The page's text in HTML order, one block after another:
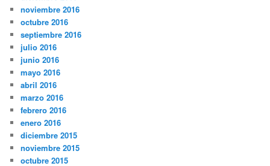
noviembre 2016
octubre 2016
septiembre 2016
julio 2016
junio 2016
mayo 2016
abril 2016
marzo 2016
febrero 2016
enero 2016
diciembre 2015
noviembre 2015
octubre 2015